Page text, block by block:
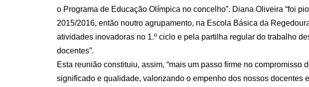
o Programa de Educação Olímpica no concelho”. Diana Oliveira “foi
2015/2016, então noutro agrupamento, na Escola Básica da
atividades inovadoras no 1.º ciclo e pela partilha regular do trabalho
docentes”.
Esta reunião constituiu, assim, “mais um passo firme no compromisso
significado e qualidade, valorizando o empenho dos nossos docentes